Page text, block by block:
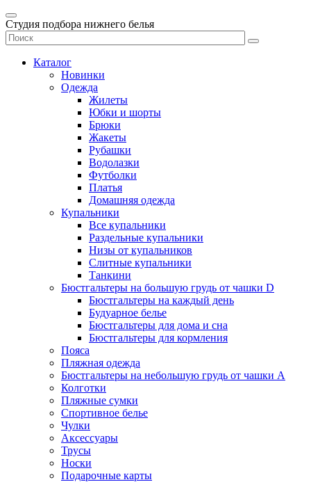
Студия подбора нижнего белья
Каталог
Новинки
Одежда
Жилеты
Юбки и шорты
Брюки
Жакеты
Рубашки
Водолазки
Футболки
Платья
Домашняя одежда
Купальники
Все купальники
Раздельные купальники
Низы от купальников
Слитные купальники
Танкини
Бюстгальтеры на большую грудь от чашки D
Бюстгальтеры на каждый день
Будуарное белье
Бюстгальтеры для дома и сна
Бюстгальтеры для кормления
Пояса
Пляжная одежда
Бюстгальтеры на небольшую грудь от чашки А
Колготки
Пляжные сумки
Спортивное белье
Чулки
Аксессуары
Трусы
Носки
Подарочные карты